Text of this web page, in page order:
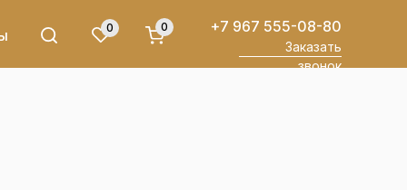
0 0 +7 967 555-08-80
Заказать
звонок